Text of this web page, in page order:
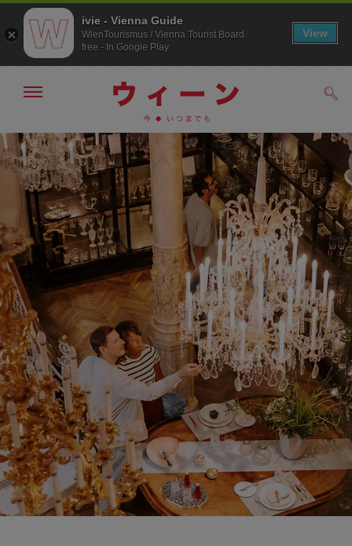
メ
ニ
ュ
こ
の
ペ
ト
ッ
プ
へ
メ
ー
の
表
示・
非
表
示
す
ivie - Vienna Guide
WienTourismus / Vienna Tourist Board
free - In Google Play
View